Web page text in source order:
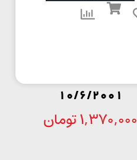
10/6/2001
1,370,000تومان